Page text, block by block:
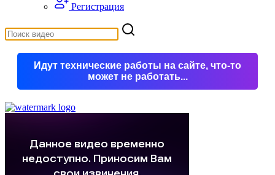
Регистрация
Идут технические работы на сайте, что-то
может не работать...